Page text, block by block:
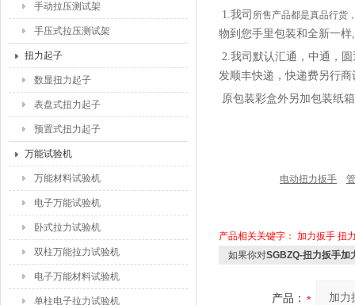
手动拉压测试架
手压式拉压测试架
扭力起子
数显扭力起子
表盘式扭力起子
预置式扭力起子
万能试验机
万能材料试验机
电子万能试验机
卧式拉力试验机
双柱万能拉力试验机
电子万能材料试验机
单柱电子拉力试验机
1.我司 所售产品都是真品行货
物到您手里包装和全新一
2.我司 默认汇通，中通，
发顺丰快递，快递费另行商
原包装彩盒外另加包装纸
电动扭力扳手
产品相关关键字： 加力扳手 扭
如果你对SGBZQ-扭力扳手加
产品：